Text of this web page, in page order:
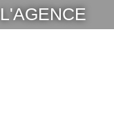
L'AGENCE